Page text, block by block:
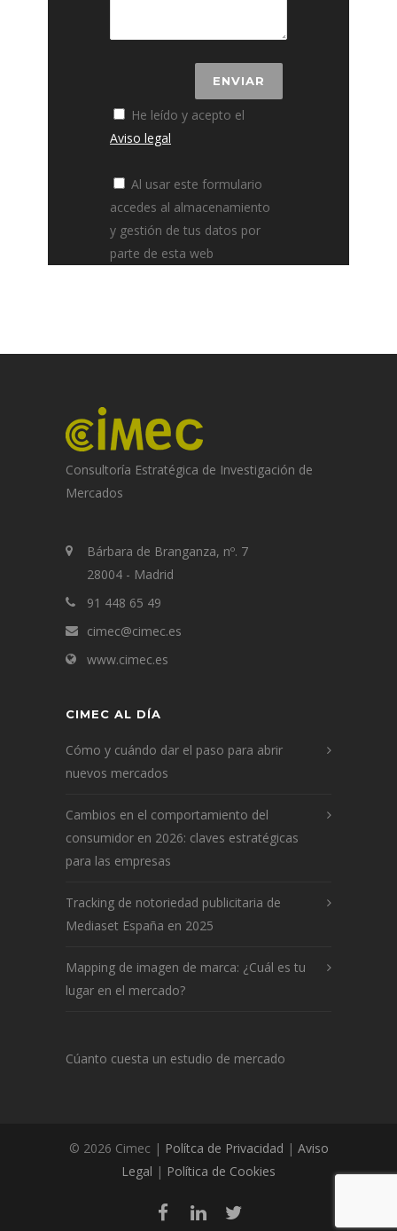
He leído y acepto el
Aviso legal
Al usar este formulario
accedes al almacenamiento
y gestión de tus datos por
parte de esta web
Consultoría Estratégica de Investigación de
Mercados
Bárbara de Branganza, nº. 7
28004 - Madrid
91 448 65 49
cimec@cimec.es
www.cimec.es
CIMEC AL DÍA
Cómo y cuándo dar el paso para abrir
nuevos mercados
Cambios en el comportamiento del
consumidor en 2026: claves estratégicas
para las empresas
Tracking de notoriedad publicitaria de
Mediaset España en 2025
Mapping de imagen de marca: ¿Cuál es tu
lugar en el mercado?
Cúanto cuesta un estudio de mercado
© 2026 Cimec | Polítca de Privacidad | Aviso
Legal | Política de Cookies